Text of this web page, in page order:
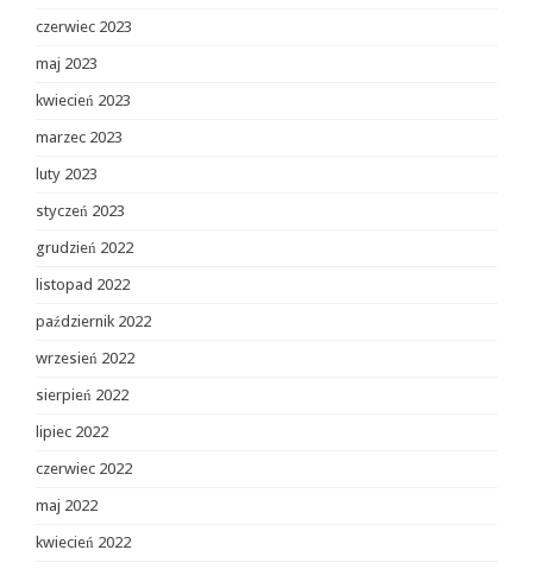
czerwiec 2023
maj 2023
kwiecień 2023
marzec 2023
luty 2023
styczeń 2023
grudzień 2022
listopad 2022
październik 2022
wrzesień 2022
sierpień 2022
lipiec 2022
czerwiec 2022
maj 2022
kwiecień 2022